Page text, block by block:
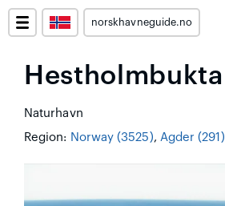
norskhavneguide.no
Hestholmbukta
Naturhavn
Region: Norway (3525), Agder (291)